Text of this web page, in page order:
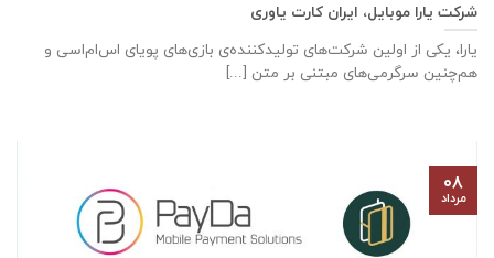
شرکت یارا موبایل، ایران کارت یاوری
یارا، یکی از اولین شرکت‌های تولیدکننده‌ی بازی‌های پویای اس‌ام‌اسی و
هم‌چنین سرگرمی‌های مبتنی بر متن [...]
۰۸
مرداد